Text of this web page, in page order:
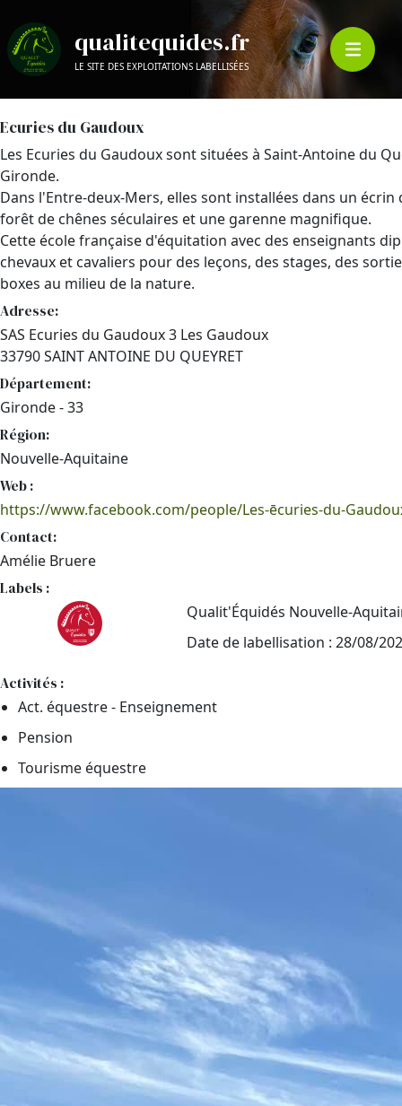
qualitequides.fr
LE SITE DES EXPLOITATIONS LABELLISÉES
Ecuries du Gaudoux
Les Ecuries du Gaudoux sont situées à Saint-Antoine du
Gironde.
Dans l'Entre-deux-Mers, elles sont installées dans un
forêt de chênes séculaires et une garenne magnifique.
Cette école française d'équitation avec des enseignants
chevaux et cavaliers pour des leçons, des stages, des
boxes au milieu de la nature.
Adresse:
SAS Ecuries du Gaudoux 3 Les Gaudoux
33790 SAINT ANTOINE DU QUEYRET
Département:
Gironde - 33
Région:
Nouvelle-Aquitaine
Web :
https://www.facebook.com/people/Les-ēcuries-du-
Contact:
Amélie Bruere
Labels :
Qualit'Équidés Nouvelle-
Date de labellisation : 28/08/
Activités :
Act. équestre - Enseignement
Pension
Tourisme équestre